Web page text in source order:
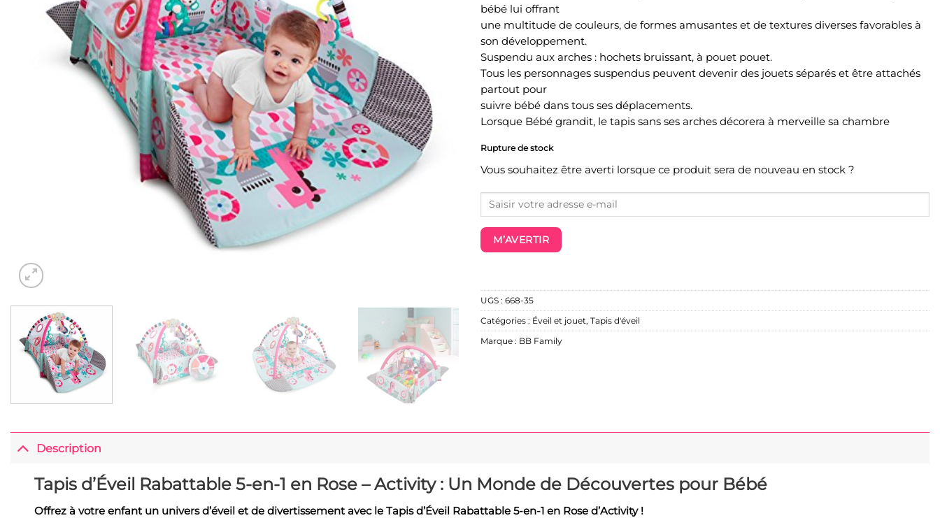
bébé lui offrant
une multitude de couleurs, de formes amusantes et de textures diverses favorables à
son développement.
Suspendu aux arches : hochets bruissant, à pouet pouet.
Tous les personnages suspendus peuvent devenir des jouets séparés et être attachés
partout pour
suivre bébé dans tous ses déplacements.
Lorsque Bébé grandit, le tapis sans ses arches décorera à merveille sa chambre
Rupture de stock
Vous souhaitez être averti lorsque ce produit sera de nouveau en stock ?
M’AVERTIR
UGS : 668-35
Catégories : Éveil et jouet, Tapis d'éveil
Marque : BB Family
Description
Tapis d’Éveil Rabattable 5-en-1 en Rose – Activity : Un Monde de Découvertes pour Bébé
Offrez à votre enfant un univers d’éveil et de divertissement avec le Tapis d’Éveil Rabattable 5-en-1 en Rose d’Activity !